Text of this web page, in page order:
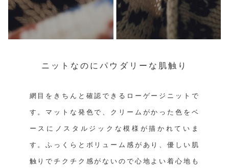
ニットなのにパウダリーな肌触り
網目をきちんと確認できるローゲージニットで
す。マットな発色で、クリームがかった色をベ
ースにノスタルジックな模様が描かれていま
す。ふっくらとボリューム感があり、優しい肌
触りでチクチク感がないので心地よい着心地も